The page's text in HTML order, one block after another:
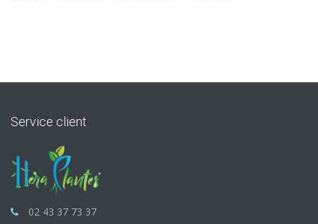
Service client
02 43 37 73 37